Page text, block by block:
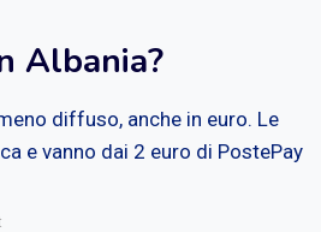
Albania?
diffuso, anche in euro. Le
e vanno dai 2 euro di PostePay